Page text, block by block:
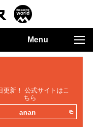
Menu
更新！ 公式サイトはこ
ちら
anan